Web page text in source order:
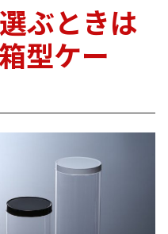
ぶときは
型ケー